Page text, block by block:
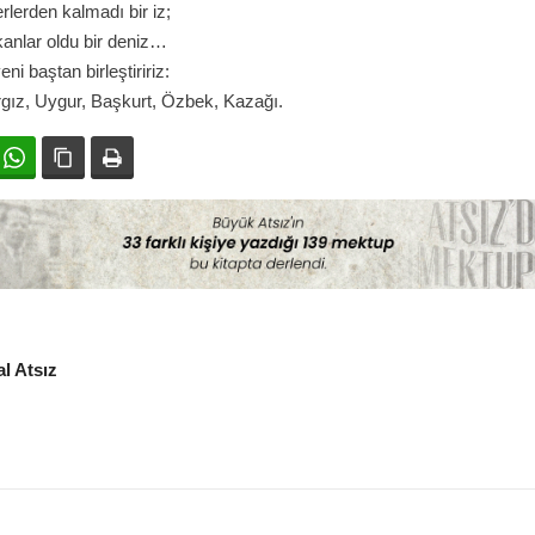
kalmadı bir iz;
oldu bir deniz…
baştan birleştiririz:
Uygur, Başkurt, Özbek, Kazağı.
WhatsAppBağlanıyı kopyala
Atsız